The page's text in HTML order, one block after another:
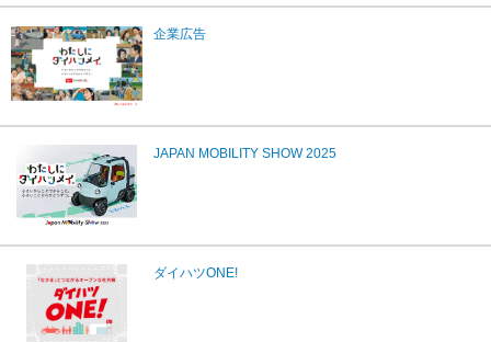
企業広告
JAPAN MOBILITY SHOW 2025
ダイハツONE!